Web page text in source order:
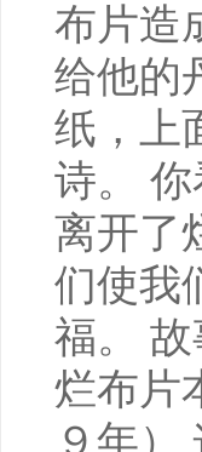
布片造
给他的
纸，上
诗。
离开了
们使我
福。
烂布片
９年）